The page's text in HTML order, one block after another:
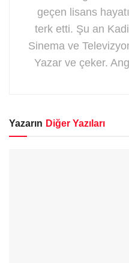
geçen lisans
terk etti. Şu an
Sinema ve
Yazar ve çeker.
Yazarın Diğer Yazıları